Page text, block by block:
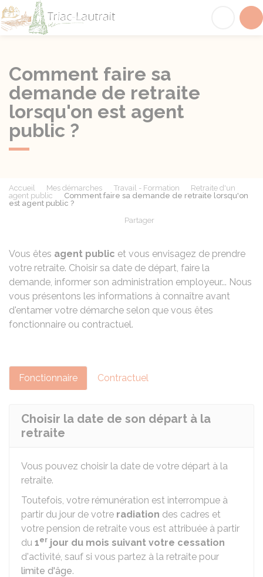
Comment faire sa
demande de retraite
lorsqu'on est agent
public ?
Accueil Mes démarches Travail - Formation
Retraite d'un
agent public
Comment faire sa demande de retraite lorsqu'on
est agent public ?
Partager
Vous êtes agent public et vous envisagez de prendre
votre retraite. Choisir sa date de départ, faire la
demande, informer son administration employeur... Nous
vous présentons les informations à connaître avant
d'entamer votre démarche selon que vous êtes
fonctionnaire ou contractuel.
Fonctionnaire Contractuel
Choisir la date de son départ à la
retraite
Vous pouvez choisir la date de votre départ à la
retraite.
Toutefois, votre rémunération est interrompue à
partir du jour de votre radiation des cadres et
votre pension de retraite vous est attribuée à partir
du 1er jour du mois suivant votre cessation
d'activité, sauf si vous partez à la retraite pour
limite d'âge.